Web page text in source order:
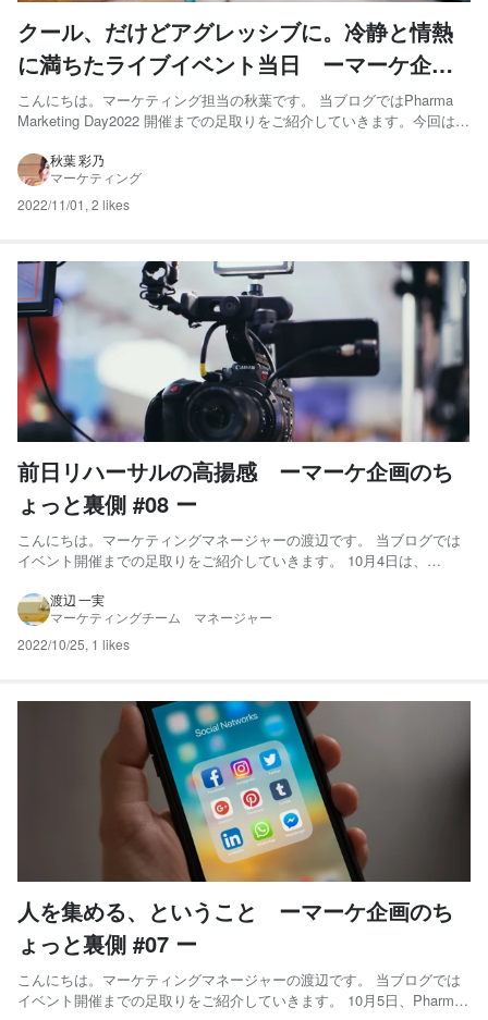
クール、だけどアグレッシブに。冷静と情熱
に満ちたライブイベント当日 ーマーケ企画
のちょっと裏側 #09ー
こんにちは。マーケティング担当の秋葉です。 当ブログではPharma
Marketing Day2022 開催までの足取りをご紹介していきます。今回はプ
ます。 当日は朝9時に集合。ライブ配信チームはリハーサルの設定を最
終確認、マーケティングチー...
秋葉 彩乃
マーケティング
2022/11/01 , 2 likes
前日リハーサルの高揚感 ーマーケ企画のち
ょっと裏側 #08 ー
こんにちは。マーケティングマネージャーの渡辺です。 当ブログでは
イベント開催までの足取りをご紹介していきます。 10月4日は、
は、演者の立ち位置に合わせたカメラや背景合成の調整、機材の設定
から、Ｑ出しのタイミングチェック、BGM...
渡辺 一実
マーケティングチーム マネージャー
2022/10/25, 1 likes
人を集める、ということ ーマーケ企画のち
ょっと裏側 #07 ー
こんにちは。マーケティングマネージャーの渡辺です。 当ブログでは
イベント開催までの足取りをご紹介していきます。 10月5日、Pharma